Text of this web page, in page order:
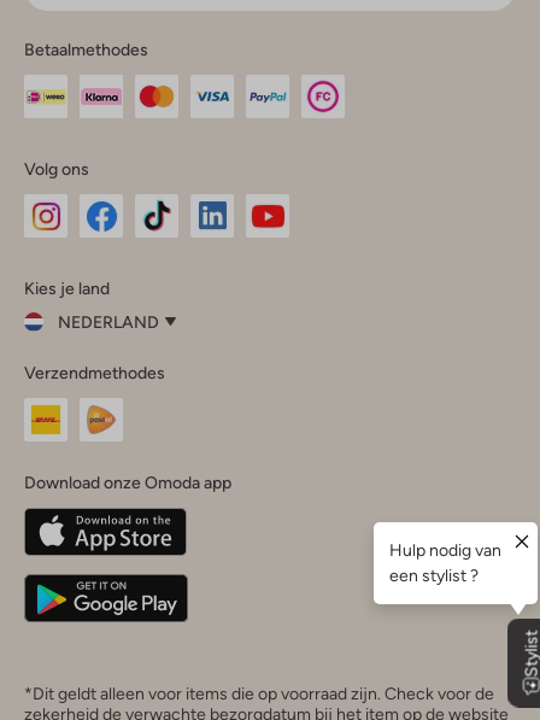
Betaalmethodes
Volg ons
InstagramFacebook
Kies je land
NEDERLAND
je
land
Nederland
Belgique(Français)
Deutschland
Verzendmethodes
Download onze Omoda app
*Dit geldt alleen voor items die op voorraad zijn. Check voor de
zekerheid de verwachte bezorgdatum bij het item op de website